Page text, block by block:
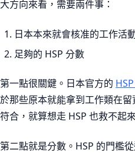
大方向來看，需要兩件事：
日本本來就會核准的工作活
足夠的 HSP 分數
第一點很關鍵。日本官方的
於那些原本就能拿到工作類在
符合，就算想走 HSP 也救不起
第二點就是分數。HSP 的門檻從